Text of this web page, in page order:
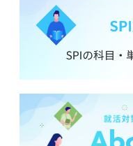
また、SPIとSCOA
ますか？ 両方に対
進め方やポイント
です。